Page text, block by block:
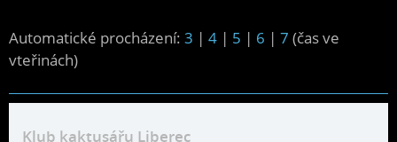
Automatické procházení: 3 | 4 | 5 | 6 | 7 (čas ve
vteřinách)
Klub kaktusářu Liberec